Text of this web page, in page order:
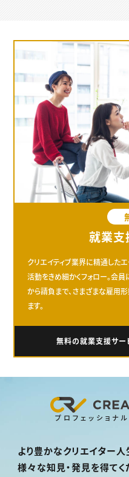
就業支
クリエイティブ業界に精通した
活動をきめ細かくフォロー。会
から請負まで、さまざまな雇用
ます。
無料の就業支援サー
プロフェッショナ
より豊かなクリエイター人
様々な知見・発見を得てく